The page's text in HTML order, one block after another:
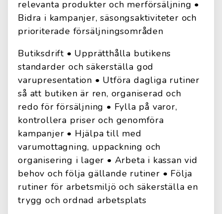
relevanta produkter och merförsäljning •
Bidra i kampanjer, säsongsaktiviteter och
prioriterade försäljningsområden
Butiksdrift • Upprätthålla butikens
standarder och säkerställa god
varupresentation • Utföra dagliga rutiner
så att butiken är ren, organiserad och
redo för försäljning • Fylla på varor,
kontrollera priser och genomföra
kampanjer • Hjälpa till med
varumottagning, uppackning och
organisering i lager • Arbeta i kassan vid
behov och följa gällande rutiner • Följa
rutiner för arbetsmiljö och säkerställa en
trygg och ordnad arbetsplats